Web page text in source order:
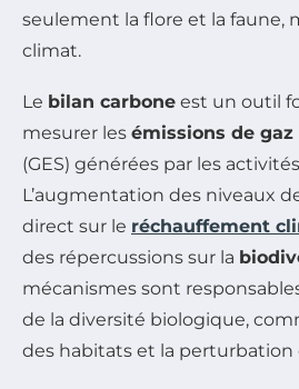
seulement la flore et la faune,
climat.
Le bilan carbone est un outil
mesurer les émissions de
(GES) générées par les
L’augmentation des niveaux
direct sur le réchauffement
des répercussions sur la
mécanismes sont
de la diversité biologique,
des habitats et la perturbation